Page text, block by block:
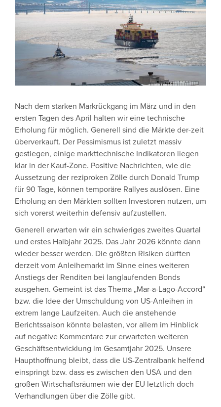
Nach dem starken Markrückgang im März und in den
ersten Tagen des April halten wir eine technische
Erholung für möglich. Generell sind die Märkte der-zeit
überverkauft. Der Pessimismus ist zuletzt massiv
gestiegen, einige markttechnische Indikatoren liegen
klar in der Kauf-Zone. Positive Nachrichten, wie die
Aussetzung der reziproken Zölle durch Donald Trump
für 90 Tage, können temporäre Rallyes auslösen. Eine
Erholung an den Märkten sollten Investoren nutzen, um
sich vorerst weiterhin defensiv aufzustellen.
Generell erwarten wir ein schwieriges zweites Quartal
und erstes Halbjahr 2025. Das Jahr 2026 könnte dann
wieder besser werden. Die größten Risiken dürften
derzeit vom Anleihemarkt im Sinne eines weiteren
Anstiegs der Renditen bei langlaufenden Bonds
ausgehen. Gemeint ist das Thema „Mar-a-Lago-Accord“
bzw. die Idee der Umschuldung von US-Anleihen in
extrem lange Laufzeiten. Auch die anstehende
Berichtssaison könnte belasten, vor allem im Hinblick
auf negative Kommentare zur erwarteten weiteren
Geschäftsentwicklung im Gesamtjahr 2025. Unsere
Haupthoffnung bleibt, dass die US-Zentralbank helfend
einspringt bzw. dass es zwischen den USA und den
großen Wirtschaftsräumen wie der EU letztlich doch
Verhandlungen über die Zölle gibt.